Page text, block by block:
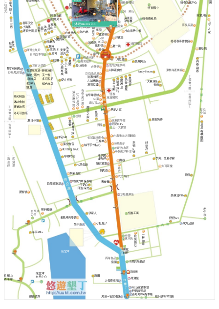
沐睦mumu inn
往下接南灣北區
往後壁湖
薑母鴨
星
星
有
機
田
園
恆春國中
恆春轉運站
恆春國稅局
小山東早午餐
第一銀行
南門醫院
和欣
租車
老街飯包
南方皇后
幸福
墾丁
阿嘉上班
的郵局
阿嘉
的家
金像
夥計之家冬粉鴨
珍竹林
李記
鴻蘋果
南都冰店
農會超市
恆農假期
南門
佐丹奴服飾店
人和素食館
豆豆甜品屋
謝家麵店
古城機車
萬豐豆漿
恆春
旅遊醫院
古早味蛋糕
全聯
砂島甩尾場
夏日休閒
河堤
冠君KTV
正一大賣場
三輪車
本氣食堂
達美樂
老舖子
鴨肉蔡
素食麵
精緻汽車保養場
照利餐廳
自來水
公司
龍鑾潭
自然中心
往關山
西海岸
龍鑾潭
原鄉的夢
恆春工商
伊家人
名根烤肉專賣
小杜包子
赤
牛
嶺
戀戀121
一
杯
咖
啡
四海食品
人傑賽車場
鬼屋vs密室逃脫
洪師傅
尋寶屋
PK玩家賽車場
喜哈哈PK賽車場
50嵐
君
喬
1號旅店
美夢
成真
星
旅
行
樂
雅
居
全聯
夏苑
輕輕旅行
愛上恆春
慢遊
時光輕旅
野戰漆彈場
墾丁碰碰船
海芋Villa
覓思旅
去旅行
藻堂食音 88燒餃子
沐林會館
四
季
藏
春
渥田
南
方
餃
子
拉
芙
樂
兒
彰化
銀行
自助洗衣店
恐龍賽車場
益香圓
承
攜
行
旅
田
中
宿
七美姑娘
花野井
早點之家
夏一跳
洋蔥田
麋谷
恆美111
美林達Villa
天
工
享
棧
夏
樂
心
想
事
成
南門小吃部
自在他方
防曬
逐日光而居
愛在恆春
多尼多尼
隨
風
旅
行
迷你小橘子
好
消
息
波波廚房
億園
水蛙機車店
鼎
食
芳
大可茶樓
洛
克
啄木鳥
悠恆
大鼻旅店
牛奶白
幸
福
5
號
美
樂
雅
屋
李寓。恆春的家
康逸旅宿
星悅
小城
尼可
柚子手作點心
甘味食堂
墾草趣
榙榙義手作披薩
四方食事
寧檸民宿
Sandy House
覓麗寓所
老街文旅
洛可可旅店
小黑貝殼藝品
台北麵線/大腸麵線
自助洗車場
春城
小海豚
肥春號
↑
四
溝
里
↑
海
生
館
日造·深光
←
往
德
和
山
下
人
家
泰泰南洋料理
三富大酒店
陽明通運
武方牛排
HU BBQ BAR
小萍
的店
好宅148
東林海產餐廳
覓
謐
腳
東方足跡
峇里散散步
必勝客
輝哥生魚片
春嶼
香草天空
AND宅
后
花
園
橘色旅店
孫東寶牛排
日日好適
八樂的家
熊麻吉
萊薩芙
早午餐
那
間
暮暮
山丘
日
境
沐
西
挪
亞
之
家
虹瑤越南美食
麻古茶坊
寵愛月台
又一春
紅豆餅
海吶 (隱岸)
恆春文化中心
有
春
臭
豆
腐
弘
記
炭
烤
滷
夫
麻
辣
燙
新
境
薛臭豆腐
春
吉
八方雲集